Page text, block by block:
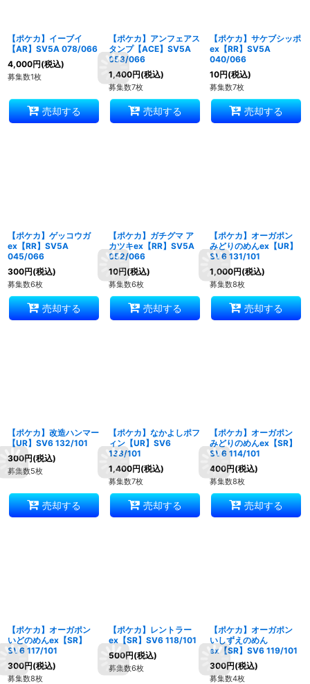
【ポケカ】イーブイ
【AR】SV5A 078/066
4,000円(税込)
募集数1枚
売却する
【ポケカ】アンフェアス
タンプ【ACE】SV5A
053/066
1,400円(税込)
募集数7枚
売却する
【ポケカ】サケブシッポ
ex【RR】SV5A
040/066
10円(税込)
募集数7枚
売却する
【ポケカ】ゲッコウガ
ex【RR】SV5A
045/066
300円(税込)
募集数6枚
売却する
【ポケカ】ガチグマ ア
カツキex【RR】SV5A
052/066
10円(税込)
募集数6枚
売却する
【ポケカ】オーガポン
みどりのめんex【UR】
SV6 131/101
1,000円(税込)
募集数8枚
売却する
【ポケカ】改造ハンマー
【UR】SV6 132/101
300円(税込)
募集数5枚
売却する
【ポケカ】なかよしポフ
ィン【UR】SV6
133/101
1,400円(税込)
募集数7枚
売却する
【ポケカ】オーガポン
みどりのめんex【SR】
SV6 114/101
400円(税込)
募集数8枚
売却する
【ポケカ】オーガポン
いどのめんex【SR】
SV6 117/101
300円(税込)
募集数8枚
【ポケカ】レントラー
ex【SR】SV6 118/101
500円(税込)
募集数6枚
【ポケカ】オーガポン
いしずえのめん
ex【SR】SV6 119/101
300円(税込)
募集数4枚